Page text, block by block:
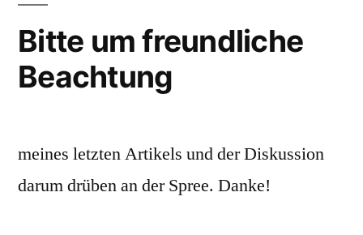
Weihnachten
Bitte um freundliche
Beachtung
meines letzten Artikels und der Diskussion
darum drüben an der Spree. Danke!